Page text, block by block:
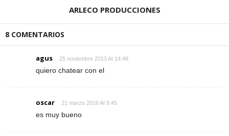
ARLECO PRODUCCIONES
8 COMENTARIOS
agus 25 noviembre 2013 At 14:48
quiero chatear con el
oscar 21 marzo 2016 At 9:45
es muy bueno